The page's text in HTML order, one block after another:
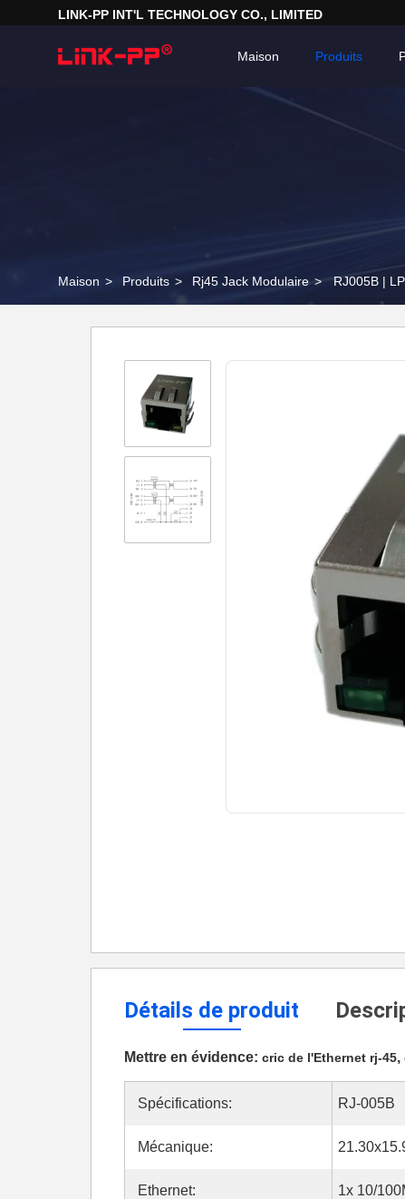
LINK-PP INT'L TECHNOLOGY CO., LIMITED
Maison Produits
Maison > Produits > Rj45 Jack Modulaire > RJ005B |
Détails de produit
Mettre en évidence: cric de l'Ethernet rj-45,
Spécifications: RJ-005B
Mécanique:
Ethernet: 1x 10/